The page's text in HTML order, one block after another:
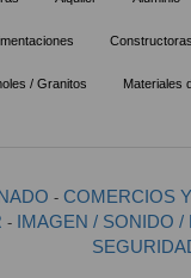
Constructoras
/ Granitos Materiales
- COMERCIOS
- IMAGEN / SONIDO /